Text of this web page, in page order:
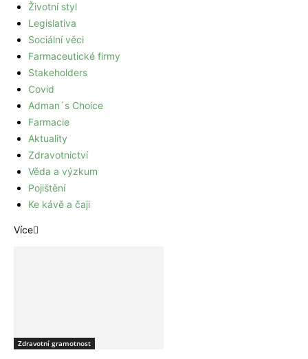
Životní styl
Legislativa
Sociální věci
Farmaceutické firmy
Stakeholders
Covid
Adman´s Choice
Farmacie
Aktuality
Zdravotnictví
Věda a výzkum
Pojištění
Ke kávě a čaji
Více
Zdravotní gramotnost